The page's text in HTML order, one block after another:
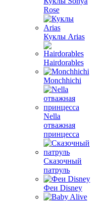
Rose
Куклы Arias
Hairdorables
Monchhichi
Nella
отважная
принцесса
Сказочный
патруль
Феи Disney